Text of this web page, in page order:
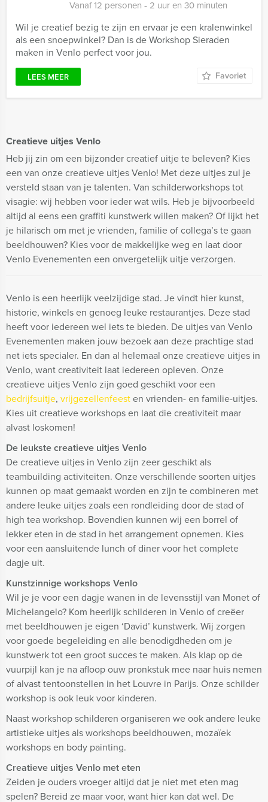
Creatieve uitjes Venlo
Heb jij zin om een bijzonder creatief uitje te beleven? Kies
een van onze creatieve uitjes Venlo! Met deze uitjes zul je
versteld staan van je talenten. Van schilderworkshops tot
visagie: wij hebben voor ieder wat wils. Heb je bijvoorbeeld
altijd al eens een graffiti kunstwerk willen maken? Of lijkt het
je hilarisch om met je vrienden, familie of collega’s te gaan
beeldhouwen? Kies voor de makkelijke weg en laat door
Venlo Evenementen een onvergetelijk uitje verzorgen.
Vanaf 12 personen ‐ 2 uur en 30 minuten
Wil je creatief bezig te zijn en ervaar je een kralenwinkel
als een snoepwinkel? Dan is de Workshop Sieraden
maken in Venlo perfect voor jou.
LEES MEER Favoriet
Venlo is een heerlijk veelzijdige stad. Je vindt hier kunst,
historie, winkels en genoeg leuke restaurantjes. Deze stad
heeft voor iedereen wel iets te bieden. De uitjes van Venlo
Evenementen maken jouw bezoek aan deze prachtige stad
net iets specialer. En dan al helemaal onze creatieve uitjes in
Venlo, want creativiteit laat iedereen opleven. Onze
creatieve uitjes Venlo zijn goed geschikt voor een
bedrijfsuitje, vrijgezellenfeesten vrienden- en familie-uitjes.
Kies uit creatieve workshops en laat die creativiteit maar
alvast loskomen!
De leukste creatieve uitjes Venlo
De creatieve uitjes in Venlo zijn zeer geschikt als
teambuilding activiteiten. Onze verschillende soorten uitjes
kunnen op maat gemaakt worden en zijn te combineren met
andere leuke uitjes zoals een rondleiding door de stad of
high tea workshop. Bovendien kunnen wij een borrel of
lekker eten in de stad in het arrangement opnemen. Kies
voor een aansluitende lunch of diner voor het complete
dagje uit.
Kunstzinnige workshops Venlo
Wil je je voor een dagje wanen in de levensstijl van Monet of
Michelangelo? Kom heerlijk schilderen in Venlo of creëer
met beeldhouwen je eigen ‘David’ kunstwerk. Wij zorgen
voor goede begeleiding en alle benodigdheden om je
kunstwerk tot een groot succes te maken. Als klap op de
vuurpijl kan je na afloop ouw pronkstuk mee naar huis nemen
of alvast tentoonstellen in het Louvre in Parijs. Onze schilder
workshop is ook leuk voor kinderen.
Naast workshop schilderen organiseren we ook andere leuke
artistieke uitjes als workshops beeldhouwen, mozaïek
workshops en body painting.
Creatieve uitjes Venlo met eten
Zeiden je ouders vroeger altijd dat je niet met eten mag
spelen? Bereid ze maar voor, want hier kan dat wel. De